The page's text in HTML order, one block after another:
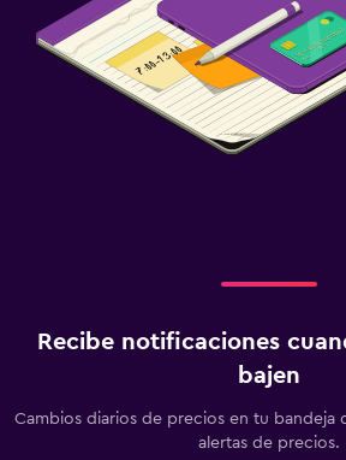
Recibe notificaciones
bajen
Cambios diarios de precios en tu bandeja
alertas de precios.